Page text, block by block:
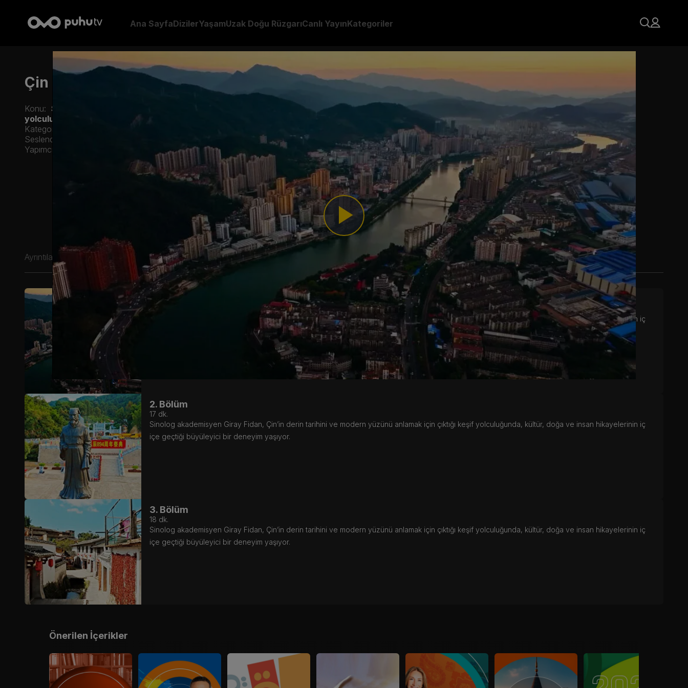
Ana SayfaDizilerYaşamUzak Doğu RüzgarıCanlı YayınKategoriler
Play
Video
Çin Düşünce Geleneğinin Klasikleri 1. Bölüm: Akarsu Nasıl Bu Kadar Berrak Olabilir?
Konu: Sinolog akademisyen Giray Fidan, Çin’in derin tarihini ve modern yüzünü anlamak için çıktığı keşif
yolculuğunda, kültür, doğa ve insan hikayelerinin iç içe geçtiği büyüleyici bir deneyim yaşıyor.
Kategori:
Seslendirme:
Yapımcı:
Ayrıntılar
1. Bölüm
19
Sinolog akademisyen Giray Fidan, Çin’in derin tarihini ve modern yüzünü anlamak için çıktığı keşif yolculuğunda, kültür, doğa ve insan hikayelerinin iç
içe geçtiği büyüleyici bir deneyim yaşıyor.
2. Bölüm
17 dk.
Sinolog akademisyen Giray Fidan, Çin’in derin tarihini ve modern yüzünü anlamak için çıktığı keşif yolculuğunda, kültür, doğa ve insan hikayelerinin iç
içe geçtiği büyüleyici bir deneyim yaşıyor.
3. Bölüm
18 dk.
Sinolog akademisyen Giray Fidan, Çin’in derin tarihini ve modern yüzünü anlamak için çıktığı keşif yolculuğunda, kültür, doğa ve insan hikayelerinin iç
içe geçtiği büyüleyici bir deneyim yaşıyor.
Önerilen İçerikler